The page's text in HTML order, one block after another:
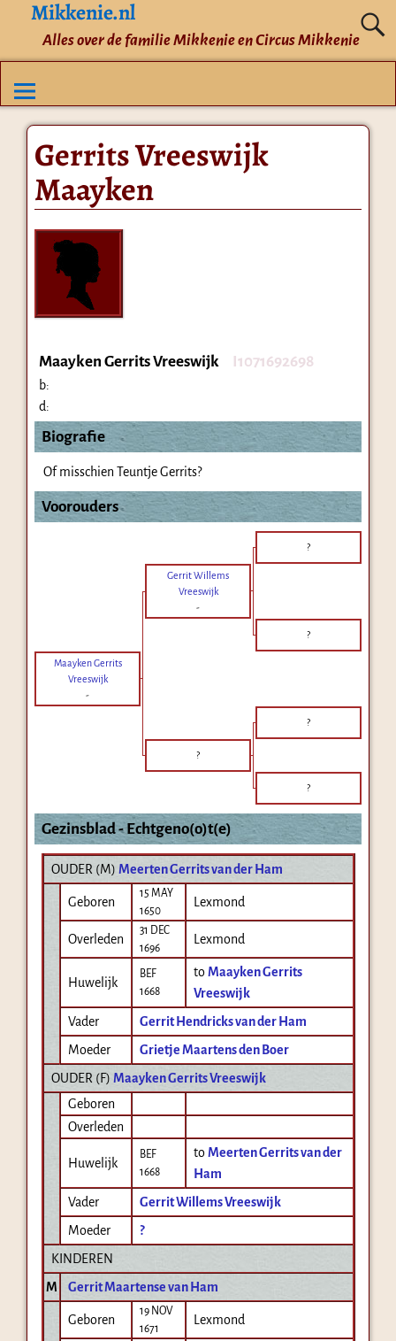
Mikkenie.nl
Alles over de familie Mikkenie en Circus Mikkenie
Gerrits Vreeswijk
Maayken
Maayken Gerrits Vreeswijk I1071692698
b:
d:
Biografie
Of misschien Teuntje Gerrits?
Voorouders
?
Gerrit Willems
Vreeswijk
-
?
Maayken Gerrits
Vreeswijk
-
?
?
?
Gezinsblad - Echtgeno(o)t(e)
OUDER (M) Meerten Gerrits van der Ham
Geboren
15 MAY
1650
Lexmond
Overleden
31 DEC
1696
Lexmond
Huwelijk
BEF
1668
toMaayken Gerrits
Vreeswijk
Vader
Gerrit Hendricks van der Ham
Moeder
Grietje Maartens den Boer
OUDER (F) Maayken Gerrits Vreeswijk
Geboren
Overleden
Huwelijk
BEF
1668
toMeerten Gerrits van der
Ham
Vader
Gerrit Willems Vreeswijk
Moeder
?
KINDEREN
M
Gerrit Maartense van Ham
Geboren
19 NOV
1671
Lexmond